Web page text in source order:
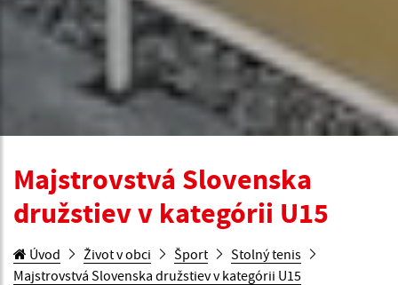
Majstrovstvá Slovenska
družstiev v kategórii U15
Úvod Život v obci Šport
Stolný tenis
Majstrovstvá Slovenska družstiev v kategórii U15